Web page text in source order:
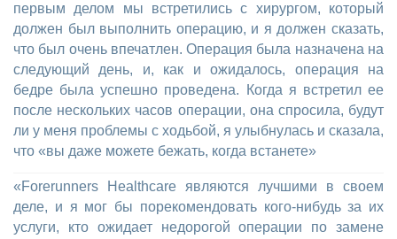
первым делом мы встретились с хирургом, который
должен был выполнить операцию, и я должен сказать,
что был очень впечатлен. Операция была назначена на
следующий день, и, как и ожидалось, операция на
бедре была успешно проведена. Когда я встретил ее
после нескольких часов операции, она спросила, будут
ли у меня проблемы с ходьбой, я улыбнулась и сказала,
что «вы даже можете бежать, когда встанете»
«Forerunners Healthcare являются лучшими в своем
деле, и я мог бы порекомендовать кого-нибудь за их
услуги, кто ожидает недорогой операции по замене